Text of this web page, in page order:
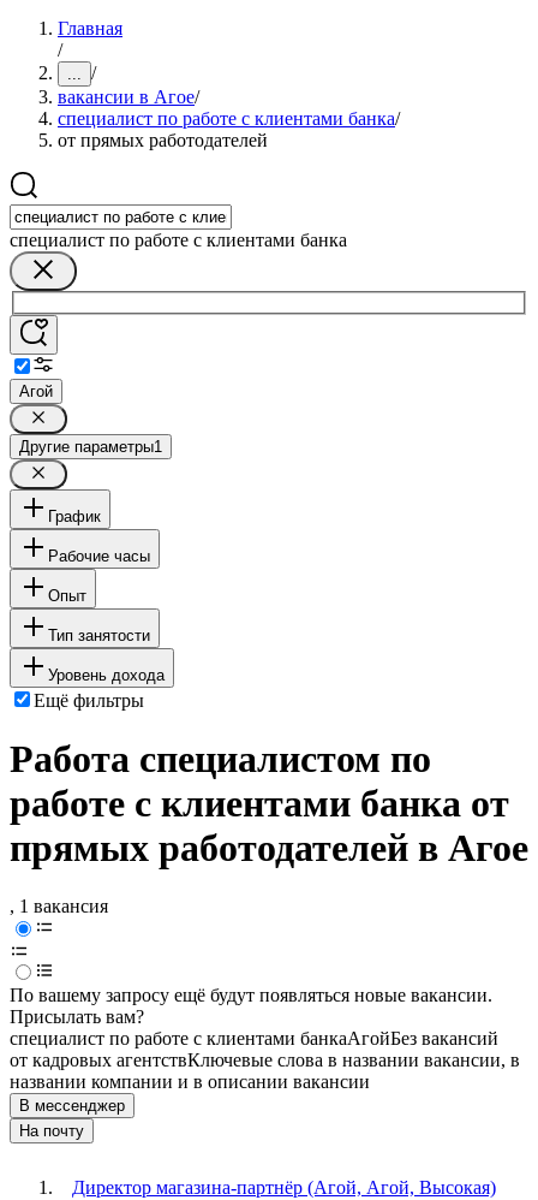
Главная
/
... /
вакансии в Агое/
специалист по работе с клиентами банка/
от прямых работодателей
специалист по работе с клиентами банка
Агой
Другие параметры1
График
Рабочие часы
Опыт
Тип занятости
Уровень дохода
Ещё фильтры
Работа специалистом по
работе с клиентами банка от
прямых работодателей в Агое
, 1 вакансия
По вашему запросу ещё будут появляться новые вакансии.
Присылать вам?
специалист по работе с клиентами банкаАгойБез вакансий
от кадровых агентствКлючевые слова в названии вакансии, в
названии компании и в описании вакансии
В мессенджер
На почту
Директор магазина-партнёр (Агой, Агой, Высокая)